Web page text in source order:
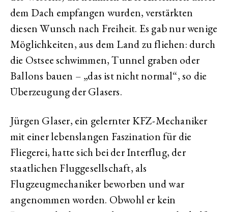
dem Dach empfangen wurden, verstärkten
diesen Wunsch nach Freiheit. Es gab nur wenige
Möglichkeiten, aus dem Land zu fliehen: durch
die Ostsee schwimmen, Tunnel graben oder
Ballons bauen – „das ist nicht normal“, so die
Überzeugung der Glasers.
Jürgen Glaser, ein gelernter KFZ-Mechaniker
mit einer lebenslangen Faszination für die
Fliegerei, hatte sich bei der Interflug, der
staatlichen Fluggesellschaft, als
Flugzeugmechaniker beworben und war
angenommen worden. Obwohl er kein